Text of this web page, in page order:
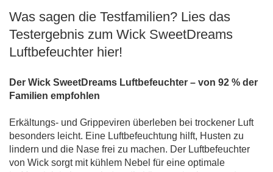
Was sagen die Testfamilien? Lies das
Testergebnis zum Wick SweetDreams
Luftbefeuchter hier!
Der Wick SweetDreams Luftbefeuchter – von 92 % der
Familien empfohlen
Erkältungs- und Grippeviren überleben bei trockener Luft
besonders leicht. Eine Luftbefeuchtung hilft, Husten zu
lindern und die Nase frei zu machen. Der Luftbefeuchter
von Wick sorgt mit kühlem Nebel für eine optimale